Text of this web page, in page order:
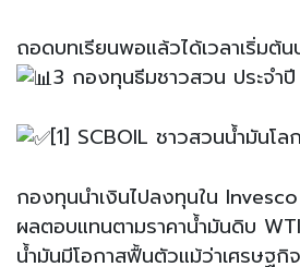
ถอดบทเรียนพอแล้วได้เวลาเริ่มต้น
3 กองทุนธีมชาวสวน ประจำ
[1] SCBOIL ชาวสวนน้ำมันโลก
กองทุนนำเงินไปลงทุนใน
ผลตอบแทนตามราคาน้ำมันดิบ
น้ำมันมีโอกาสฟื้นตัวแม้ว่าเศรษฐกิ